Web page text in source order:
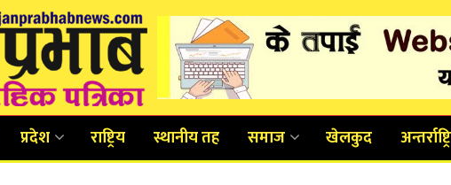
प्रदेश राष्ट्रिय स्थानीय तह समाज खेलकुद